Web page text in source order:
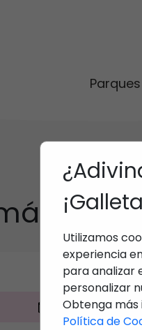
Utilizamos
experiencia
para analizar
personalizar
Obtenga más
Política de